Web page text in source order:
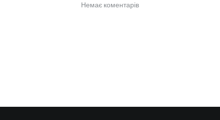
Немає коментарів